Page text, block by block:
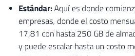
Estándar:Aquí es donde
empresas, donde el costo
17,81 con hasta 250 GB de
y puede escalar hasta un costo